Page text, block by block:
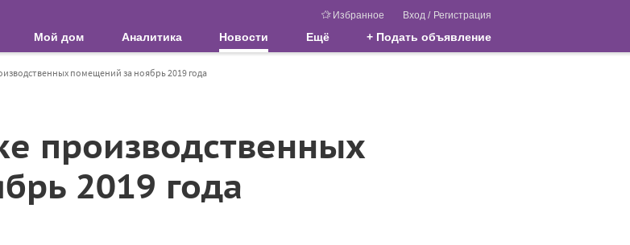
Избранное Вход / Регистрация
Мой дом Аналитика Новости Ещё + Подать объявление
помещений за ноябрь 2019 года
производственных
2019 года